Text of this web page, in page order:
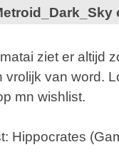
ziet er altijd
vrolijk van word.
mn wishlist.
Hippocrates